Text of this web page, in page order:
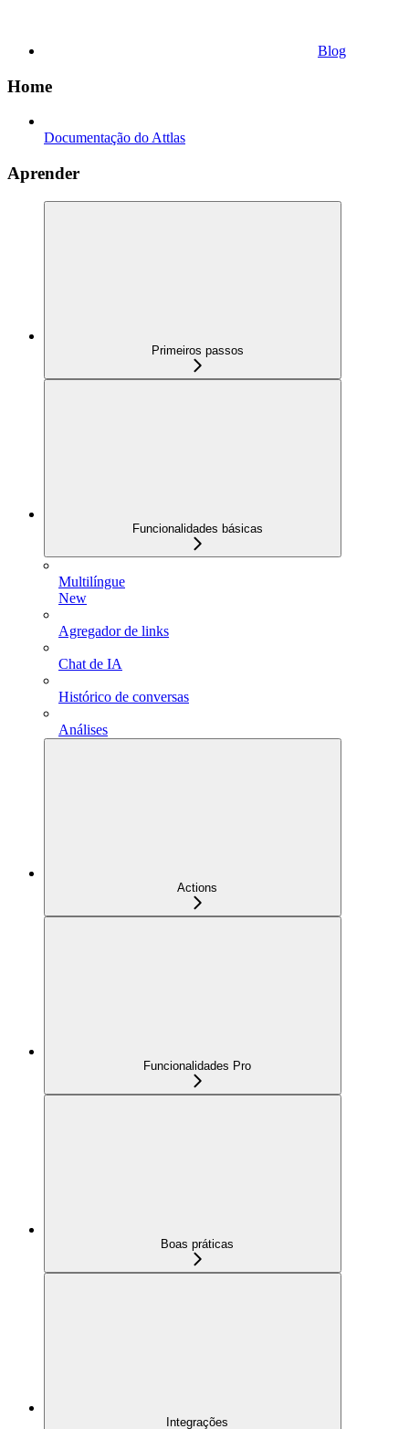
Blog
Home
Documentação do Attlas
Aprender
Primeiros passos
Funcionalidades básicas
Multilíngue
New
Agregador de links
Chat de IA
Histórico de conversas
Análises
Actions
Funcionalidades Pro
Boas práticas
Integrações